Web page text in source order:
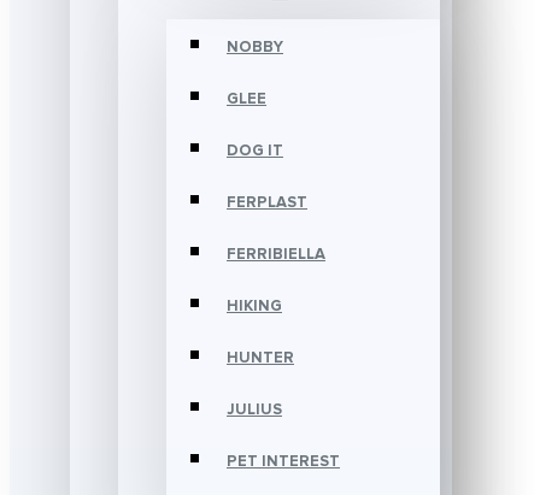
NOBBY
GLEE
DOG IT
FERPLAST
FERRIBIELLA
HIKING
HUNTER
JULIUS
PET INTEREST